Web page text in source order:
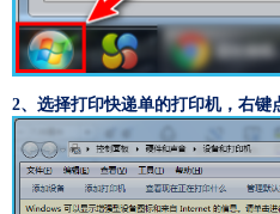
2、选择打印快递单的打印机，右键